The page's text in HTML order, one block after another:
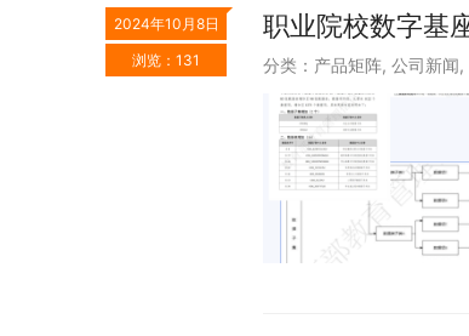
2024年10月8日
浏览：131
职业院校数字基
分类： 产品矩阵, 公司新闻,